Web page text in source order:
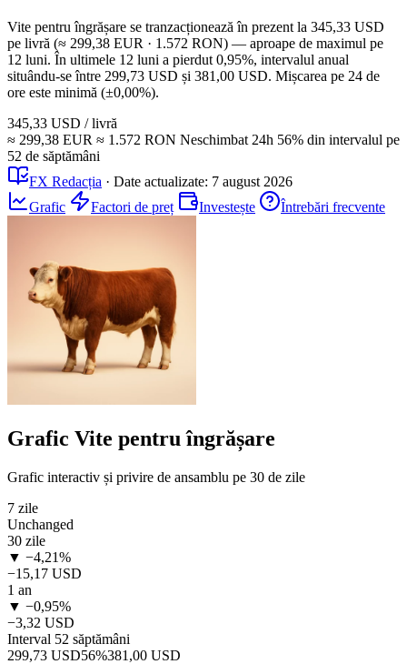
Vite pentru îngrășare se tranzacționează în prezent la 345,33 USD
pe livră (≈ 299,38 EUR · 1.572 RON) — aproape de maximul pe
12 luni. În ultimele 12 luni a pierdut 0,95%, intervalul anual
situându-se între 299,73 USD și 381,00 USD. Mișcarea pe 24 de
ore este minimă (±0,00%).
345,33 USD / livră
≈ 299,38 EUR ≈ 1.572 RON Neschimbat 24h 56% din intervalul pe
52 de săptămâni
FX Redacția · Date actualizate: 7 august 2026
Grafic
Factori de preț Investește Întrebări frecvente
Grafic Vite pentru îngrășare
Grafic interactiv și privire de ansamblu pe 30 de zile
7 zile
Unchanged
30 zile
▼ −4,21%
−15,17 USD
1 an
▼ −0,95%
−3,32 USD
Interval 52 săptămâni
299,73 USD56%381,00 USD